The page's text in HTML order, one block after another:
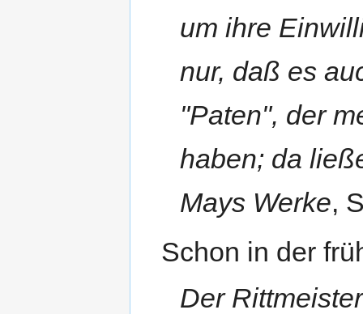
um ihre
nur, daß es
"Paten", der
haben; da
Mays Werke,
Schon in der
Der